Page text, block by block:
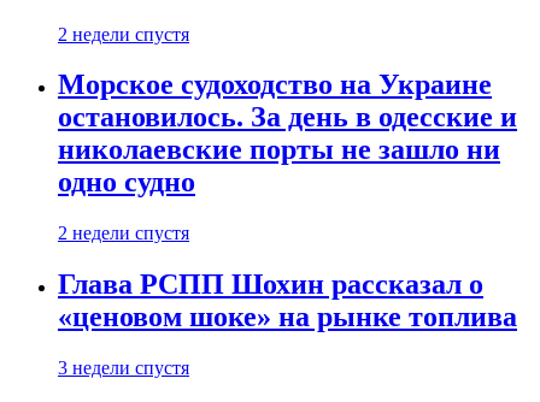
2 недели спустя
Морское судоходство на Украине
остановилось. За день в одесские и
николаевские порты не зашло ни
одно судно
2 недели спустя
Глава РСПП Шохин рассказал о
«ценовом шоке» на рынке топлива
3 недели спустя